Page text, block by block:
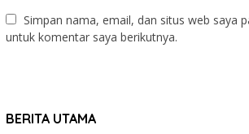
Simpan nama, email, dan situs web saya
untuk komentar saya berikutnya.
BERITA UTAMA